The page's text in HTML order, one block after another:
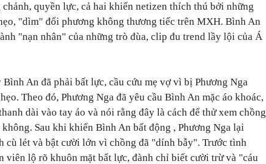
quyền lực, cả hai khiến netizen thích thú bởi những
"dìm" đối phương không thương tiếc trên MXH. Bình An
"nạn nhân" của những trò đùa, clip đu trend lầy lội của Á
An đã phải bất lực, cầu cứu mẹ vợ vì bị Phương Nga
Theo đó, Phương Nga đã yêu cầu Bình An mặc áo khoác,
dài vào tay áo và nói rằng đây là cách để thử xem chồng
Sau khi khiến Bình An bất động , Phương Nga lại
cù lét và bật cười lớn vì chồng đã "dính bẫy". Trước tình
viên lộ rõ khuôn mặt bất lực, đành chỉ biết cười trừ và "cáu